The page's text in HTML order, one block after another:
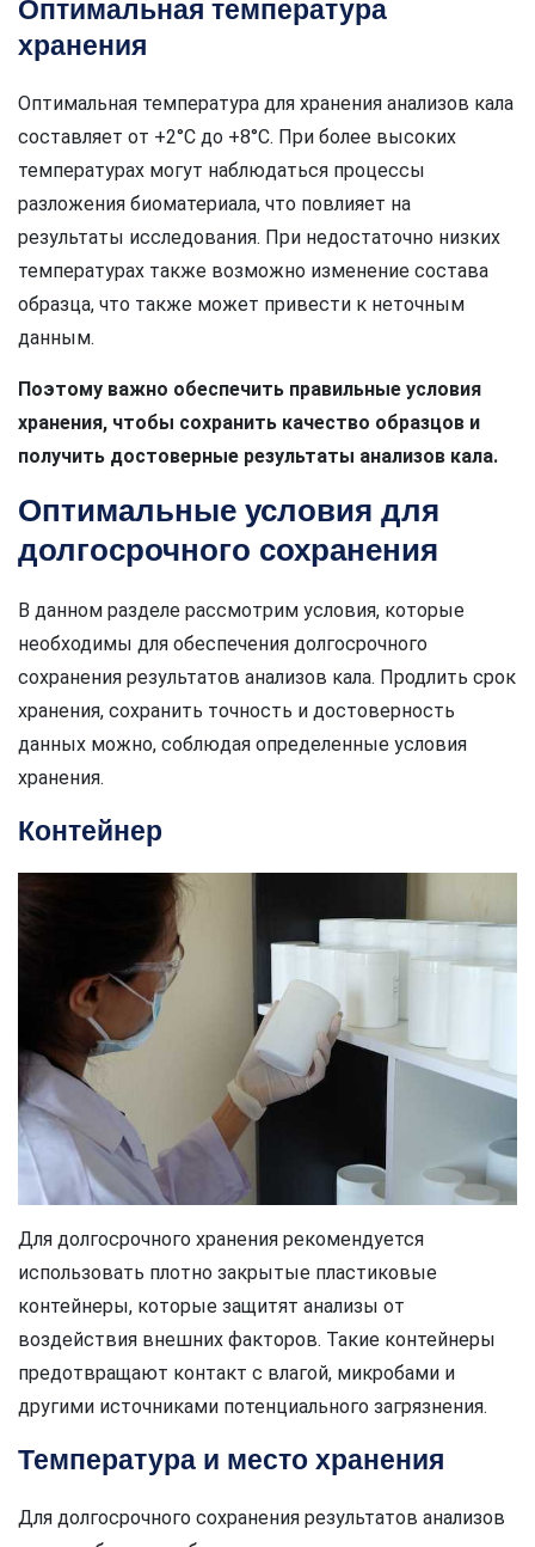
Оптимальная температура
хранения
Оптимальная температура для хранения анализов кала
составляет от +2°C до +8°C. При более высоких
температурах могут наблюдаться процессы
разложения биоматериала, что повлияет на
результаты исследования. При недостаточно низких
температурах также возможно изменение состава
образца, что также может привести к неточным
данным.
Поэтому важно обеспечить правильные условия
хранения, чтобы сохранить качество образцов и
получить достоверные результаты анализов кала.
Оптимальные условия для
долгосрочного сохранения
В данном разделе рассмотрим условия, которые
необходимы для обеспечения долгосрочного
сохранения результатов анализов кала. Продлить срок
хранения, сохранить точность и достоверность
данных можно, соблюдая определенные условия
хранения.
Контейнер
Для долгосрочного хранения рекомендуется
использовать плотно закрытые пластиковые
контейнеры, которые защитят анализы от
воздействия внешних факторов. Такие контейнеры
предотвращают контакт с влагой, микробами и
другими источниками потенциального загрязнения.
Температура и место хранения
Для долгосрочного сохранения результатов анализов